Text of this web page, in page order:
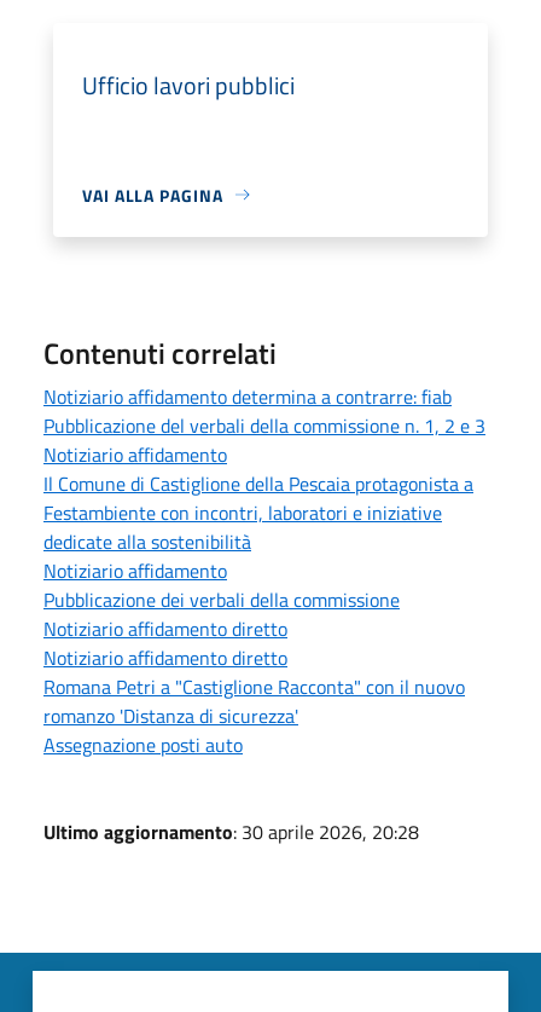
Ufficio lavori pubblici
VAI ALLA PAGINA
Contenuti correlati
Notiziario affidamento determina a contrarre: fiab
Pubblicazione del verbali della commissione n. 1, 2 e 3
Notiziario affidamento
Il Comune di Castiglione della Pescaia protagonista a
Festambiente con incontri, laboratori e iniziative
dedicate alla sostenibilità
Notiziario affidamento
Pubblicazione dei verbali della commissione
Notiziario affidamento diretto
Notiziario affidamento diretto
Romana Petri a "Castiglione Racconta" con il nuovo
romanzo 'Distanza di sicurezza'
Assegnazione posti auto
Ultimo aggiornamento: 30 aprile 2026, 20:28